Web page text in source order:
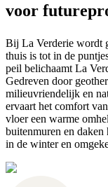
voor
Bij La Verderie wordt
thuis is tot in de
peil belichaamt La
Gedreven door
milieuvriendelijk en
ervaart het comfort
vloer een warme
buitenmuren en
in de winter en